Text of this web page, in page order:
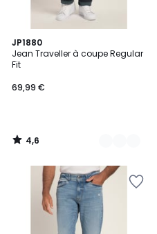
JP1880
Jean Traveller à coupe Regular
Fit
69,99 €
4,6
/ 5
2
Couleurs
4,6
/